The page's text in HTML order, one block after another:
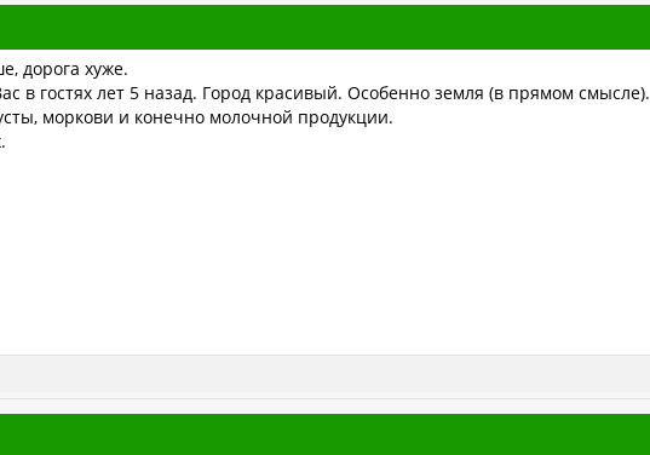
дорога хуже.
в гостях лет 5 назад. Город красивый. Особенно земля (в прямом смысле).
моркови и конечно молочной продукции.